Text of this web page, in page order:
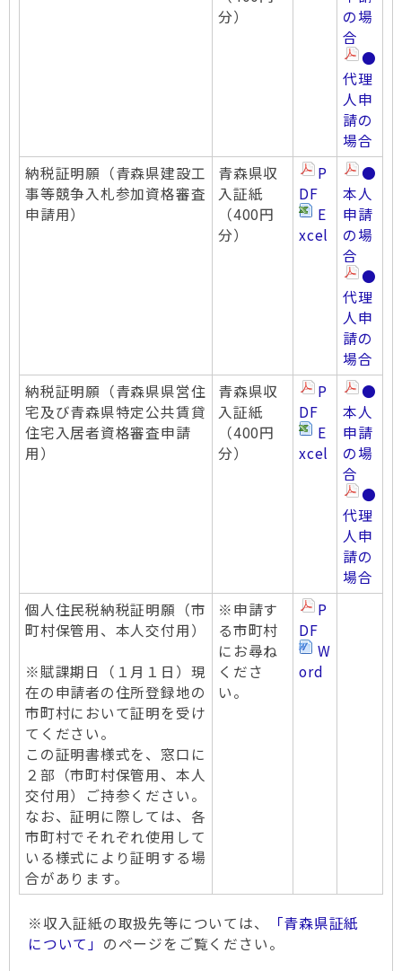
分）
の場
合
●
代理
人申
請の
場合
納税証明願（青森県建設工
事等競争入札参加資格審査
申請用）
青森県収
入証紙
（400円
分）
P
DF
E
xcel
●
本人
申請
の場
合
●
代理
人申
請の
場合
納税証明願（青森県県営住
宅及び青森県特定公共賃貸
住宅入居者資格審査申請
用）
青森県収
入証紙
（400円
分）
P
DF
E
xcel
●
本人
申請
の場
合
●
代理
人申
請の
場合
個人住民税納税証明願（市
町村保管用、本人交付用）
※賦課期日（１月１日）現
在の申請者の住所登録地の
市町村において証明を受け
てください。
この証明書様式を、窓口に
２部（市町村保管用、本人
交付用）ご持参ください。
なお、証明に際しては、各
市町村でそれぞれ使用して
いる様式により証明する場
合があります。
※申請す
る市町村
にお尋ね
くださ
い。
P
DF
W
ord
※収入証紙の取扱先等については、
「青森県証紙
について」 のページをご覧ください。